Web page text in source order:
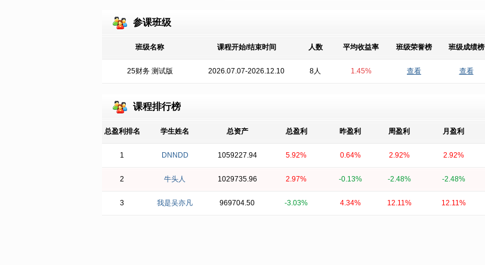
参课班级
班级名称 课程开始/结束时间 人数 平均收益率 班级荣誉榜 班级成绩榜
25财务 测试版 2026.07.07-2026.12.10 8人 1.45% 查看 查看
课程排行榜
总盈利排名 学生姓名 总资产 总盈利 昨盈利 周盈利 月盈利
1 DNNDD 1059227.94 5.92% 0.64% 2.92% 2.92%
2 牛头人 1029735.96 2.97% -0.13% -2.48% -2.48%
3 我是吴亦凡 969704.50 -3.03% 4.34% 12.11% 12.11%